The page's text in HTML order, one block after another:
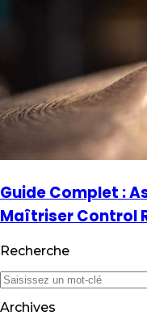
Guide Complet :
Maîtriser Control
Recherche
Archives